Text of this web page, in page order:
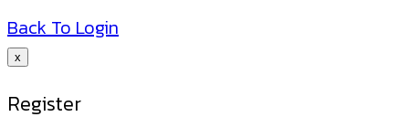
Back To Login
x
Register